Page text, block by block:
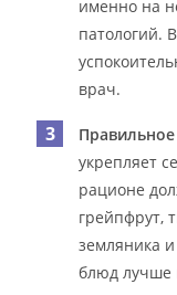
именно на
патологий.
врач.
укрепляет
рационе
грейпфрут,
земляника
блюд лучше